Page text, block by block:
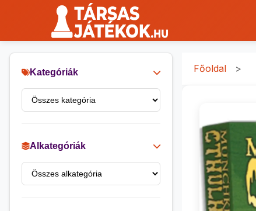
Kategóriák
Alkategóriák
Főoldal >